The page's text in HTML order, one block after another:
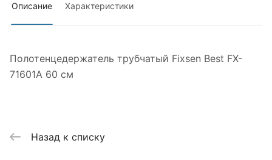
Описание Характеристики
Полотенцедержатель трубчатый Fixsen Best FX-
71601A 60 см
Назад к списку